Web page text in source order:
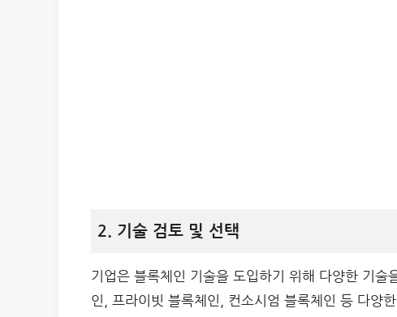
2. 기술 검토 및 선택
기업은 블록체인 기술을 도입하기 위해 다양한 기술
인, 프라이빗 블록체인, 컨소시엄 블록체인 등 다양